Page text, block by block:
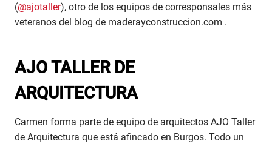
(@ajotaller), otro de los equipos de corresponsales más
veteranos del blog de maderayconstruccion.com .
AJO TALLER DE
ARQUITECTURA
Carmen forma parte de equipo de arquitectos AJO Taller
de Arquitectura que está afincado en Burgos. Todo un